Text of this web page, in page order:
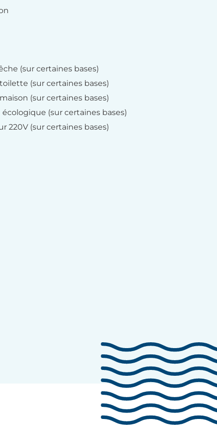
(sur certaines bases)
(sur certaines bases)
(sur certaines bases)
(sur certaines bases)
220V (sur certaines bases)